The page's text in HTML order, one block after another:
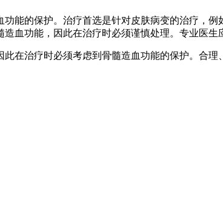
能的保护。治疗首选是针对皮肤病变的治疗，
血功能，因此在治疗时必须谨慎处理。专业医
在治疗时必须考虑到骨髓造血功能的保护。合理